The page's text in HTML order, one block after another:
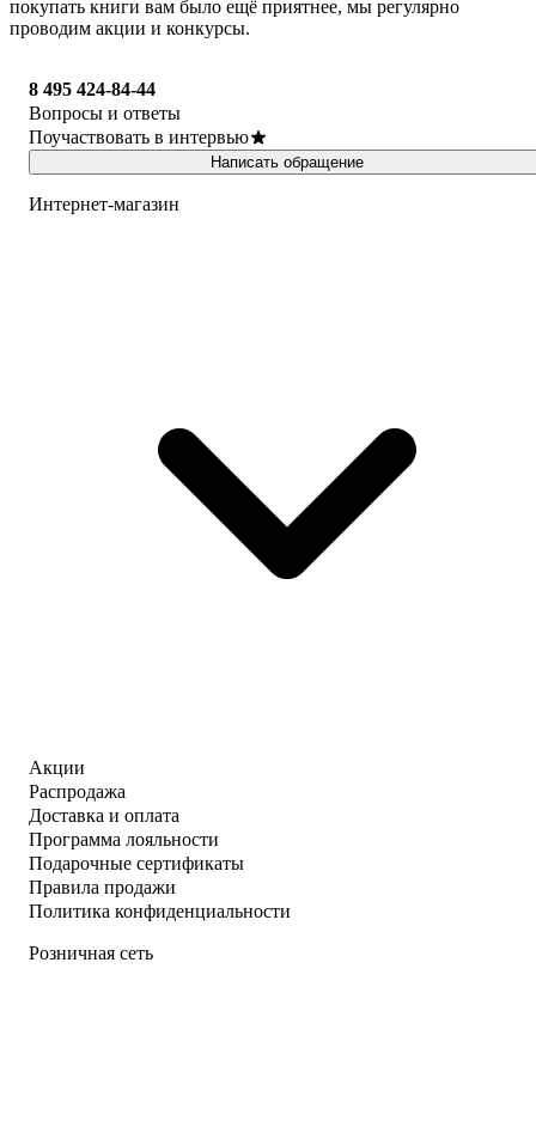
покупать книги вам было ещё приятнее, мы регулярно
проводим акции и конкурсы.
8 495 424-84-44
Вопросы и ответы
Поучаствовать в интервью
Написать обращение
Интернет-магазин
Акции
Распродажа
Доставка и оплата
Программа лояльности
Подарочные сертификаты
Правила продажи
Политика конфиденциальности
Розничная сеть